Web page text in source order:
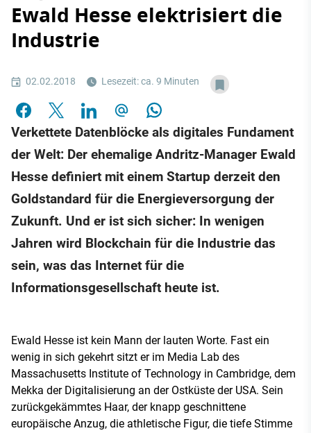
Ewald Hesse elektrisiert die
Industrie
02.02.2018 Lesezeit: ca. 9 Minuten
Verkettete Datenblöcke als digitales Fundament
der Welt: Der ehemalige Andritz-Manager Ewald
Hesse definiert mit einem Startup derzeit den
Goldstandard für die Energieversorgung der
Zukunft. Und er ist sich sicher: In wenigen
Jahren wird Blockchain für die Industrie das
sein, was das Internet für die
Informationsgesellschaft heute ist.
Ewald Hesse ist kein Mann der lauten Worte. Fast ein
wenig in sich gekehrt sitzt er im Media Lab des
Massachusetts Institute of Technology in Cambridge, dem
Mekka der Digitalisierung an der Ostküste der USA. Sein
zurückgekämmtes Haar, der knapp geschnittene
europäische Anzug, die athletische Figur, die tiefe Stimme